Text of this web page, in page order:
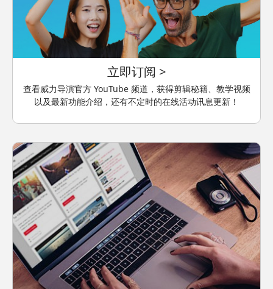
立即订阅 >
查看威力导演官方 YouTube 频道，获得剪辑秘籍、教学视频
以及最新功能介绍，还有不定时的在线活动讯息更新！